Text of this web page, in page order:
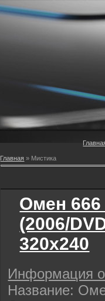
Главная » Мистика
Омен 666
(2006/
320х240
Информация
Название: